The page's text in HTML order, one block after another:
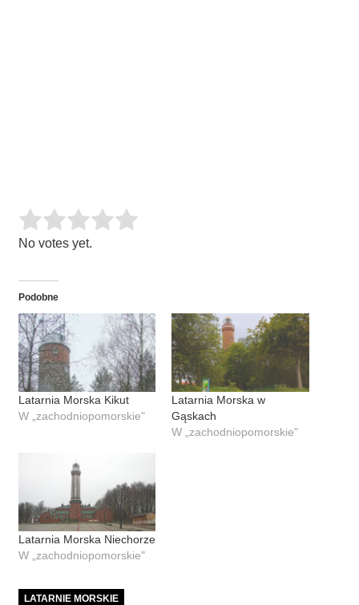
Rate this item:
No votes yet.
Podobne
Latarnia Morska Kikut
W „zachodniopomorskie"
Latarnia Morska w
Gąskach
W „zachodniopomorskie"
Latarnia Morska Niechorze
W „zachodniopomorskie"
LATARNIE MORSKIE